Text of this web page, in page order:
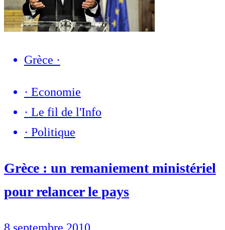
Grèce ·
· Economie
· Le fil de l'Info
· Politique
Grèce : un remaniement ministériel
pour relancer le pays